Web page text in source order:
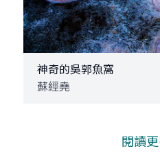
神奇的吳郭魚窩
蘇經堯
閱讀